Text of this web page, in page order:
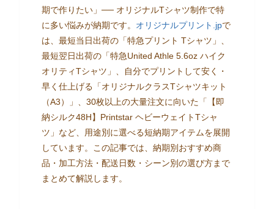
期で作りたい」── オリジナルTシャツ制作で特
に多い悩みが納期です。 オリジナルプリント.jpで
は、最短当日出荷の「特急プリント Tシャツ」、
最短翌日出荷の「特急United Athle 5.6oz ハイク
オリティTシャツ」、自分でプリントして安く・
早く仕上げる「オリジナルクラスTシャツキット
（A3）」、30枚以上の大量注文に向いた「【即
納シルク48H】Printstar ヘビーウェイトTシャ
ツ」など、用途別に選べる短納期アイテムを展開
しています。この記事では、納期別おすすめ商
品・加工方法・配送日数・シーン別の選び方まで
まとめて解説します。